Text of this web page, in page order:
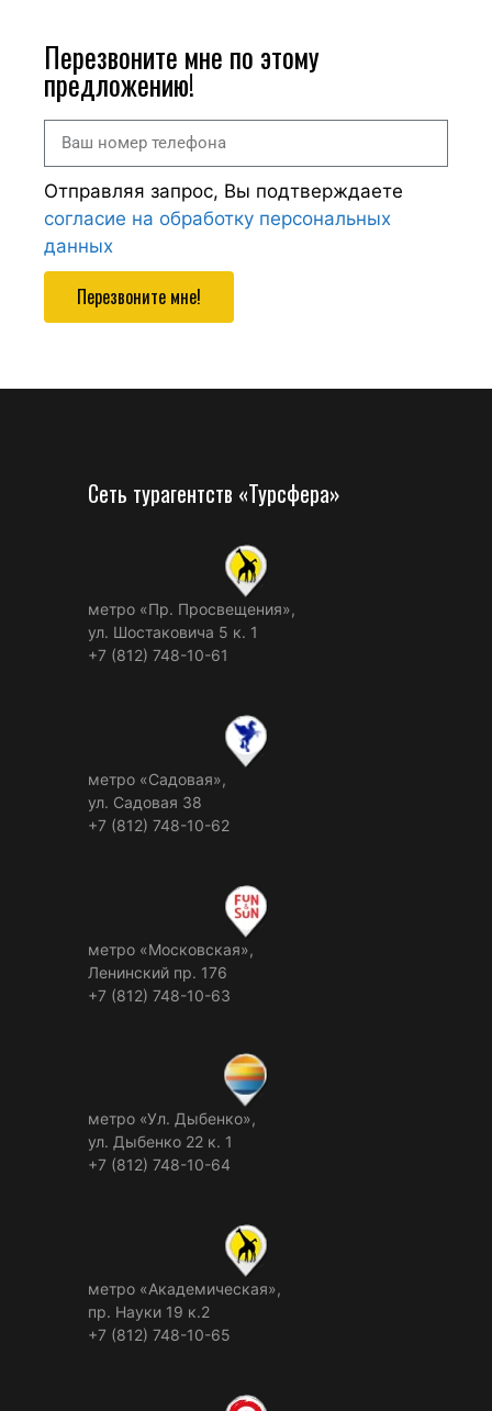
Перезвоните мне по этому
предложению!
Отправляя запрос, Вы подтверждаете
согласие на обработку персональных
данных
Перезвоните мне!
Сеть турагентств «Турсфера»
метро «Пр. Просвещения»,
ул. Шостаковича 5 к. 1
+7 (812) 748-10-61
метро «Садовая»,
ул. Садовая 38
+7 (812) 748-10-62
метро «Московская»,
Ленинский пр. 176
+7 (812) 748-10-63
метро «Ул. Дыбенко»,
ул. Дыбенко 22 к. 1
+7 (812) 748-10-64
метро «Академическая»,
пр. Науки 19 к.2
+7 (812) 748-10-65